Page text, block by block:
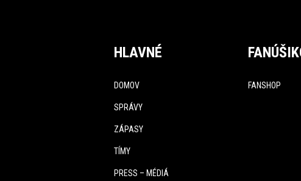
HLAVNÉ
DOMOV
SPRÁVY
ZÁPASY
TÍMY
PRESS – MÉDIÁ
FANSHOP